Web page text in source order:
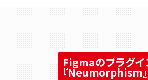
Figmaのプラグイ
『Neumorphism